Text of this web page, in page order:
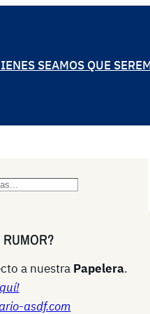
SEAMOS QUE
a nuestra Papelera.
asdf.com